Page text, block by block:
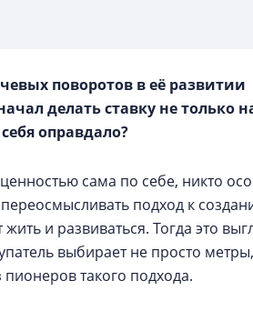
поворотов в её развитии
делать ставку не только
оправдало?
сама по себе, никто
подход к
и развиваться. Тогда это
выбирает не просто
такого подхода.